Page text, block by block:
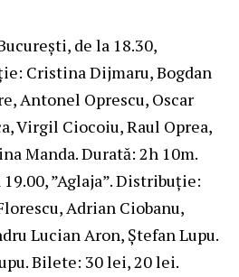
de la 18.30,
Cristina Dijmaru, Bogdan
Antonel Oprescu, Oscar
Virgil Ciocoiu, Raul Oprea,
Manda. Durată: 2h 10m.
”Aglaja”. Distribuție:
Adrian Ciobanu,
Lucian Aron, Ştefan Lupu.
Bilete: 30 lei, 20 lei.